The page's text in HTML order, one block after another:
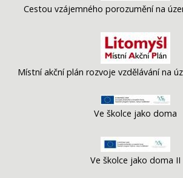
Cestou vzájemného porozumění na
Místní akční plán rozvoje vzdělávání na
Ve školce jako doma
Ve školce jako doma II